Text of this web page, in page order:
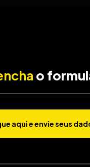
o
aqui e envie seus